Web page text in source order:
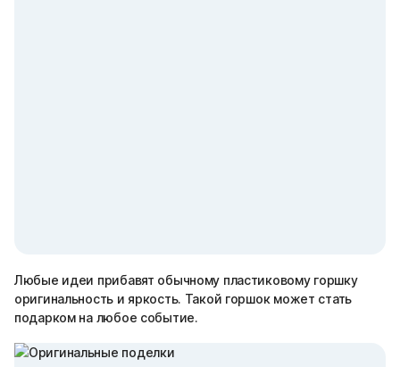
Любые идеи прибавят обычному пластиковому горшку
оригинальность и яркость. Такой горшок может стать
подарком на любое событие.